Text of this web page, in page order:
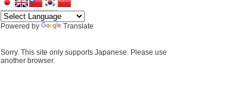
Powered by Translate
Sorry. This site only supports Japanese. Please use
another browser.